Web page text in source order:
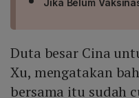
Jika Belum
Duta besar Cina
Xu, mengatakan
bersama itu sudah